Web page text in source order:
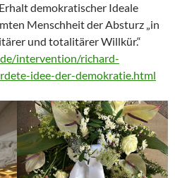
demokratischer Ideale
Menschheit der Absturz „in
und totalitärer Willkür.“
intervention/richard-
idee-der-demokratie.html